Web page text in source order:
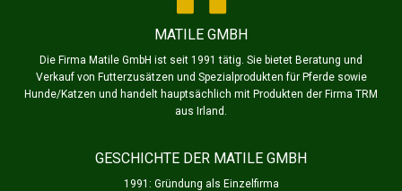
MATILE GMBH
Die Firma Matile GmbH ist seit 1991 tätig. Sie bietet Beratung und
Verkauf von Futterzusätzen und Spezialprodukten für Pferde sowie
Hunde/Katzen und handelt hauptsächlich mit Produkten der Firma TRM
aus Irland.
GESCHICHTE DER MATILE GMBH
1991: Gründung als Einzelfirma